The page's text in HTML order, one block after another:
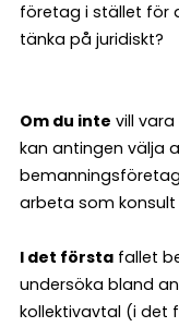
företag i stället för
tänka på juridiskt?
Om du inte vill
kan antingen välja
arbeta som
I det första fallet
undersöka bland
kollektivavtal (i det